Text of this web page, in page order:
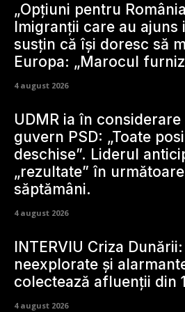
„Opțiuni pentru
Imigranții care au ajuns
susțin că își doresc să
Europa: „Marocul
4 august 2026
UDMR ia în
guvern PSD: „Toate
deschise”. Liderul
„rezultate” în
săptămâni.
4 august 2026
INTERVIU Criza
neexplorate și
colectează afluenții din
4 august 2026